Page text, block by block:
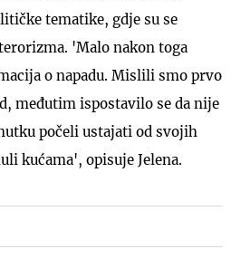
tematike, gdje su se
'Malo nakon toga
o napadu. Mislili smo prvo
međutim ispostavilo se da nije
počeli ustajati od svojih
kućama', opisuje Jelena.